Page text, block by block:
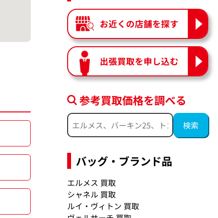
お近くの店舗を探す
出張買取を申し込む
参考買取価格を調べる
バッグ・ブランド品
エルメス 買取
シャネル 買取
ルイ・ヴィトン 買取